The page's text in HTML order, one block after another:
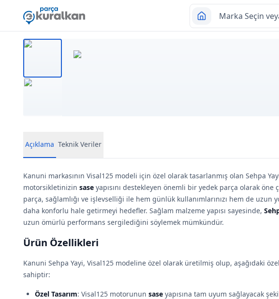
Açıklama Teknik Veriler
Kanuni markasının Visal125 modeli için özel olarak tasarlanmış olan Sehpa
motorsikletinizin sase yapısını destekleyen önemli bir yedek parça olarak öne
parça, sağlamlığı ve işlevselliği ile hem günlük kullanımlarınızı hem de uzun
daha konforlu hale getirmeyi hedefler. Sağlam malzeme yapısı sayesinde,
uzun ömürlü performans sergilediğini söylemek mümkündür.
Ürün Özellikleri
Kanuni Sehpa Yayi, Visal125 modeline özel olarak üretilmiş olup, aşağıdaki
sahiptir:
Özel Tasarım: Visal125 motorunun sase yapısına tam uyum sağlayacak